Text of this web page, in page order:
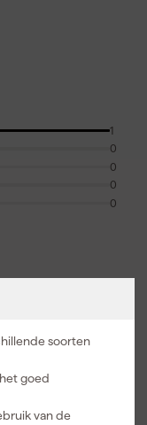
soorten
goed
van de
1
0
0
0
0